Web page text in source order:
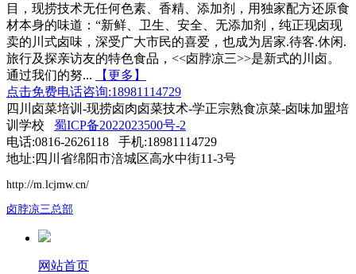
目，现捞技术无任何色素、香精、添加剂，用独家配方还原食
材本身的味道：“新鲜、卫生、安全、无添加剂，纯正现卤现
卖的川式卤味，深受广大市民的喜爱，也成为居家.待客.休闲.
旅行及探亲访友的特色食品，<<卤脖凉三>>是新式的川卤。
通过我们的努...
【更多】
点击免费电话咨询:18981114729
四川卤菜培训-现捞卤肉卤菜技术-学正宗熟食凉菜-卤味加盟培
训学校 蜀ICP备2022023500号-2
电话:0816-2626118 手机:18981114729
地址:四川省绵阳市涪城区高水中街11-3号
http://m.lcjmw.cn/
卤脖凉三总部
网站首页